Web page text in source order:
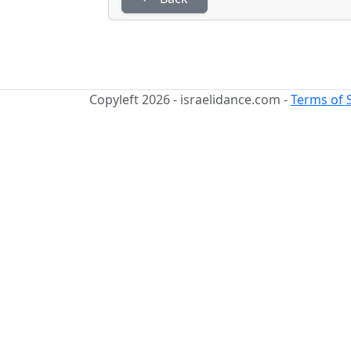
Copyleft 2026 - israelidance.com -Terms of